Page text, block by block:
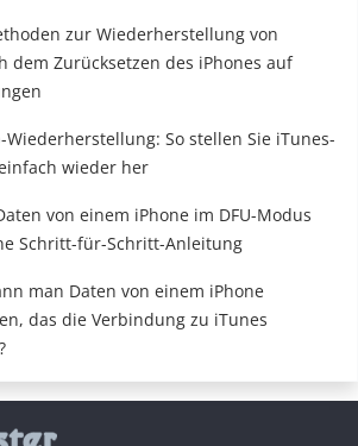
zur Wiederherstellung von
dem Zurücksetzen des iPhones auf
Wiederherstellung: So stellen Sie iTunes-
wieder her
von einem iPhone im DFU-Modus
Schritt-für-Schritt-Anleitung
man Daten von einem iPhone
das die Verbindung zu iTunes